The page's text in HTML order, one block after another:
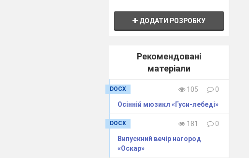
ДОДАТИ РОЗРОБКУ
Рекомендовані
матеріали
DOCX 105
0
Осінній мюзикл «Гуси-лебеді»
DOCX 181
0
Випускний вечір нагород
«Оскар»